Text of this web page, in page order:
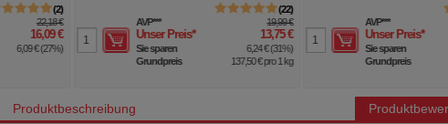
22
AVP
Unser Preis* 13,75 €
Sie sparen 6,24 €
137,50 €
20
AVP
Unser Preis* 8,95 €
Sie sparen 4,24 €
Grundpreis
179,00 €
Produktbeschreibung